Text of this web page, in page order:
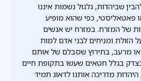
שביהדות, גלגול נשמות איננו
פאטאליסטי, כפי שהוא מופיע
של המזרח. במזרח יש אנשים
ומניחים לבני אדם למות
מרעב, בתירוץ שסבלם של אותם
בגלל חטאים שעשו בתקופת חיים
היהדות מדריכה אותנו לדאוג תמיד